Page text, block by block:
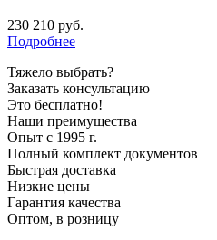
230 210 руб.
Подробнее
Тяжело выбрать?
Заказать консультацию
Это бесплатно!
Наши преимущества
Опыт с 1995 г.
Полный комплект документов
Быстрая доставка
Низкие цены
Гарантия качества
Оптом, в розницу